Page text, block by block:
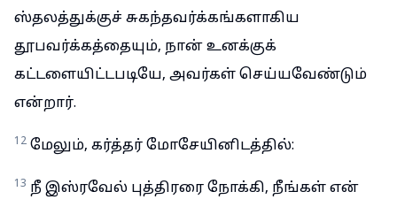
ஸ்தலத்துக்குச் சுகந்தவர்க்கங்களாகிய
தூபவர்க்கத்தையும், நான் உனக்குக்
கட்டளையிட்டபடியே, அவர்கள் செய்யவேண்டும்
என்றார்.
12 மேலும், கர்த்தர் மோசேயினிடத்தில்:
13 நீ இஸ்ரவேல் புத்திரரை நோக்கி, நீங்கள் என்